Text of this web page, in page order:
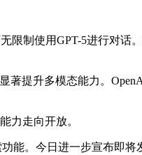
限制使用GPT-5进行对话
提升多模态能力。
力走向开放。
能。今日进一步宣布即将